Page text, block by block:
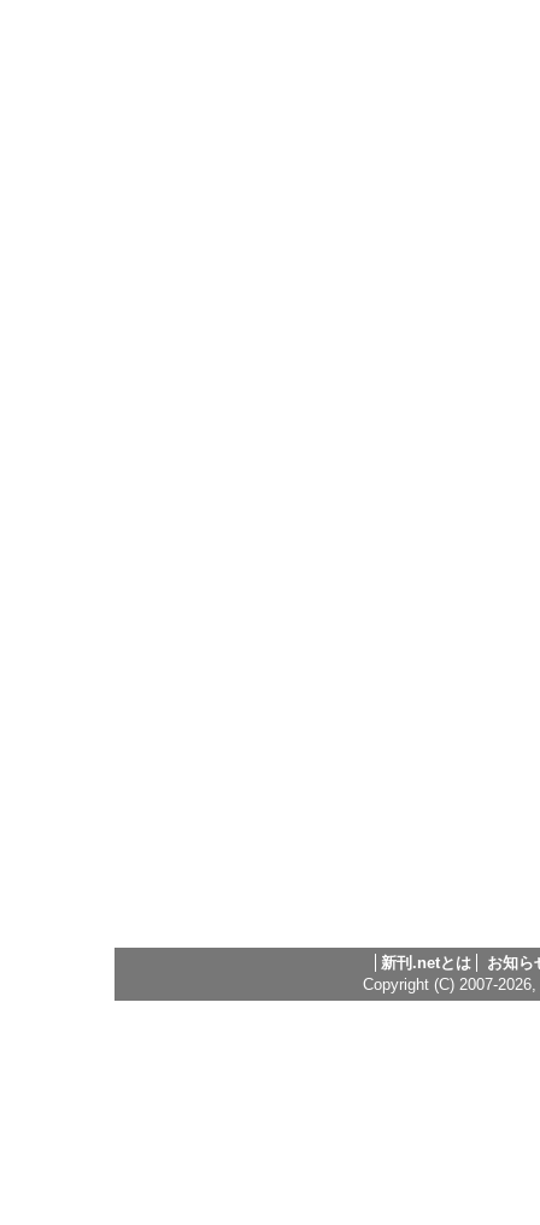
新刊.netとは
お知ら
Copyright (C) 2007-2026,